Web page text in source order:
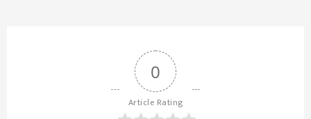
0
Article Rating